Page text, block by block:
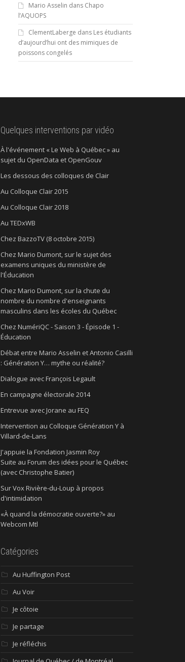
Mario Asselin dans Chapo
l’AQUOPS
ClementLaberge dans Les étudiants
d’aujourd’hui ont des mimiques de
poissons congelés
Quelques interventions par vidéo
À l'événement « Le Web à Québec » au
sujet du OpenData et OpenGouv
Les dessous des colloques de Clair
Au Colloque Clair 2015
Au Colloque Clair 2018
Au TEDxWB
Chez BazzoTV (8 octobre 2015)
Chez Mario Dumont, sur le sujet des
examens uniques du ministère de
l'Éducation
Chez Mario Dumont, sur la chute du
nombre du nombre d'enseignants
masculins dans les écoles du Québec
Chez NumériQC - Saison 3 - Épisode 1 -
Éducation
Débat entre Mario Asselin et Antonio Casilli
: Génération Y… mythe ou réalité?
Dialogue avec François Legault
En campagne électorale 2014
Entrevue avec Jorane au FEQ
Intervention au Colloque Génération Y à
Villard-de-Lans
J'appuie la Fondation Jasmin Roy
Suite au Forum des idées pour le Québec
(avec Christophe Batier)
Sur Vox Rivière-du-Loup à propos
d'intimidation
«À quand la démocratie ouverte?» au
Webcom Mtl
Catégories
Au Huffington Post
Au Voir
Je côtoie
Je partage
Je réfléchis